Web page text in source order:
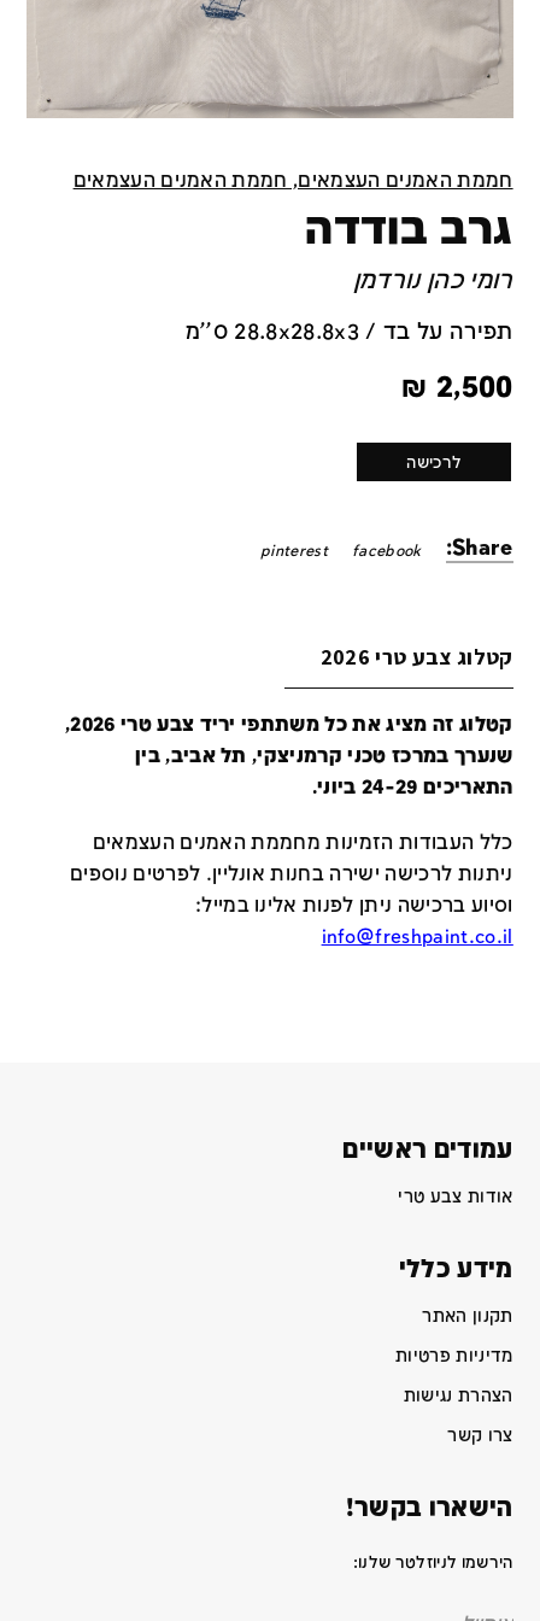
חממת האמנים העצמאים, חממת האמנים העצמאים
גרב בודדה
רומי כהן נורדמן
תפירה על בד / 28.8x28.8x3 ס''מ
2,500
₪
לרכישה
Share:
facebook
pinterest
קטלוג צבע טרי 2026
קטלוג זה מציג את כל משתתפי יריד צבע טרי 2026,
שנערך במרכז טכני קרמניצקי, תל אביב, בין
התאריכים 24-29 ביוני.
כלל העבודות הזמינות מחממת האמנים העצמאים
ניתנות לרכישה ישירה בחנות אונליין. לפרטים נוספים
וסיוע ברכישה ניתן לפנות אלינו במייל:
info@freshpaint.co.il
עמודים ראשיים
אודות צבע טרי
מידע כללי
תקנון האתר
מדיניות פרטיות
הצהרת נגישות
צרו קשר
הישארו בקשר!
הירשמו לניוזלטר שלנו: